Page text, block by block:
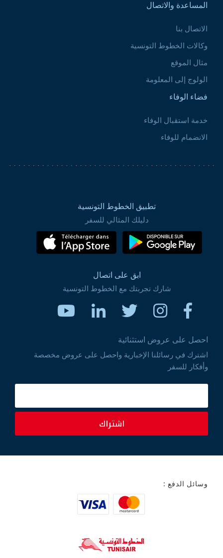
المساعدة والاتصال
الاتصال بنا
وكالات الخطوط التونسية
مثال الموقع
الولوج إلى المعلومة
فضاء الوفاء
خدمة استقبال الوفاء
الانضمام للوفاء
تطبيق الخطوط التونسية
دليلك المثالي للسفر
ابق على اتصال
شارك تجربتك مع الخطوط التونسية
احصل على عروض استثنائية
اشترك في رسائلنا الإخبارية واحصل على عروض مخصصة
وأفكار للسفر
اشتراك
وسائل الدفع :